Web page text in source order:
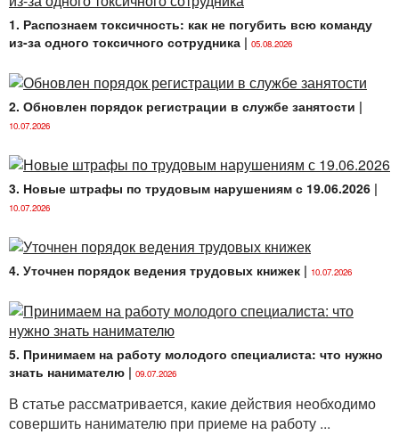
1. Распознаем токсичность: как не погубить всю команду
из-за одного токсичного сотрудника | 05.08.2026
2. Обновлен порядок регистрации в службе занятости |
10.07.2026
3. Новые штрафы по трудовым нарушениям с 19.06.2026 |
10.07.2026
4. Уточнен порядок ведения трудовых книжек | 10.07.2026
5. Принимаем на работу молодого специалиста: что нужно
знать нанимателю | 09.07.2026
В статье рассматривается, какие действия необходимо
совершить нанимателю при приеме на работу ...